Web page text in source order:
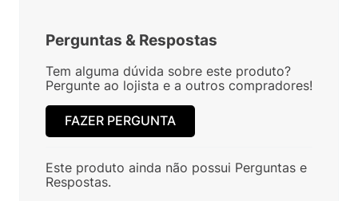
Perguntas & Respostas
Tem alguma dúvida sobre este produto?
Pergunte ao lojista e a outros compradores!
FAZER PERGUNTA
Este produto ainda não possui Perguntas e
Respostas.